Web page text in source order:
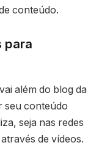
conteúdo.
para
além do blog da
seu conteúdo
seja nas redes
de vídeos.